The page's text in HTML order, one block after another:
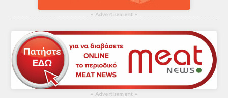
▴ Advertisement ▴
▴ Advertisement ▴